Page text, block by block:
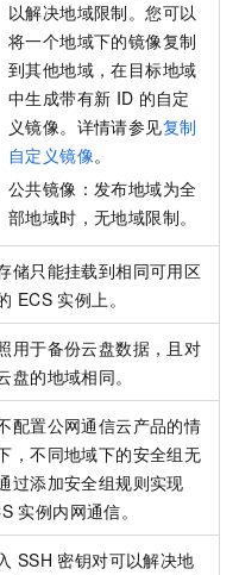
以解决地域限制。您可以
将一个地域下的镜像复制
到其他地域，在目标地域
中生成带有新 ID 的自定
义镜像。详情请参见复制
自定义镜像。
公共镜像：发布地域为全
部地域时，无地域限制。
储只能挂载到相同可用区
ECS 实例上。
用于备份云盘数据，且对
盘的地域相同。
配置公网通信云产品的情
，不同地域下的安全组无
过添加安全组规则实现
实例内网通信。
SSH 密钥对可以解决地